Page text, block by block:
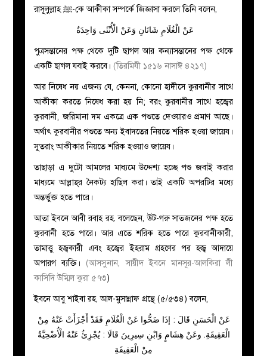
রাসূলুল্লাহ ﷺ-কে আকীকা সম্পর্কে জিজ্ঞাসা করলে তিনি বলেন,
عَنْ الْغُلَامِ شَاتَانِ وَعَنْ الْأُنْثَى وَاحِدَةٌ
পুত্রসন্তানের পক্ষ থেকে দুটি ছাগল আর কন্যাসন্তানের পক্ষ থেকে
একটি ছাগল যবাই করবে। (তিরমিযী ১৫১৬ নাসাঈ ৪২১৭)
আর নিষেধ নয় এজন্য যে, কেননা, কোনো হাদীসে কুরবানীর সাথে
আকীকা করতে নিষেধ করা হয় নি; বরং কুরবানীর সাথে হজ্বের
কুরবানী, জরিমানা দম একত্রে এক পশুতে দেওয়ারও প্রমাণ আছে।
অর্থাৎ কুরবানীর পশুতে অন্য ইবাদতের নিয়তে শরিক হওয়া জায়েয।
সুতরাং আকীকার নিয়তে শরিক হওয়াও জায়েয।
তাছাড়া এ দুটো আমলের মাধ্যমে উদ্দেশ্য হচ্ছে পশু জবাই করার
মাধ্যমে আল্লাহ্‌র নৈকট্য হাছিল করা। তাই একটি অপরটির মধ্যে
অন্তর্ভুক্ত হতে পারে।
আতা ইবনে আবী রবাহ রহ. বলেছেন, উট-গরু সাতজনের পক্ষ হতে
কুরবানী হতে পারে। আর এতে শরিক হতে পারে কুরবানীকারী,
তামাত্তু হজ্বকারী এবং হজ্বের ইহরাম গ্রহণের পর হজ্ব আদায়ে
অপারগ ব্যক্তি। (আসসুনান, সায়ীদ ইবনে মানসূর-আলকিরা লী
কাসিদি উম্মিল কুরা ৫৭৩)
ইবনে আবু শাইবা রহ. আল-মুসান্নাফ গ্রন্থে (৫/৫৩৪) বলেন,
عَنْ الْحَسَنِ قَالَ : إذَا ضَحُّوا عَنْ الْغُلَامِ فَقَدْ أَجْزَأَتْ عَنْهُ مِنْ
الْعَقِيقَةِ. وعَنْ هِشَامٍ وَابْنِ سِيرِينَ قَالَا : يُجْزِئُ عَنْهُ الْأُضْحِيَّةُ
مِنْ الْعَقِيقَةِ